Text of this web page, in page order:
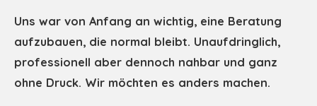
Uns war von Anfang an wichtig, eine Beratung
aufzubauen, die normal bleibt. Unaufdringlich,
professionell aber dennoch nahbar und ganz
ohne Druck. Wir möchten es anders machen.